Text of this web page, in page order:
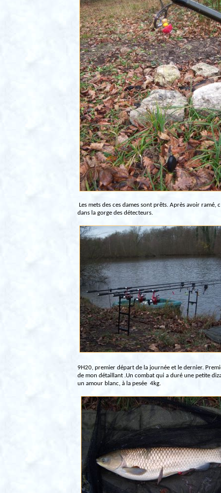
Les mets des ces dames sont prêts. Après avoir
dans la gorge des détecteurs.
9H20, premier départ de la journée et le dernier.
de mon détaillant .Un combat qui a duré une petite
un amour blanc, à la pesée 4kg.